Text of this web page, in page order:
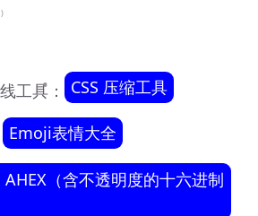
工具： CSS 压缩工具
Emoji表情大全
AHEX（含不透明度的十六进制